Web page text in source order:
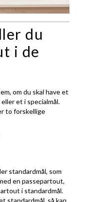
du
i de
om du skal have et
et i specialmål.
to forskellige
standardmål, som
en passepartout,
i standardmål.
standardmål, så kan